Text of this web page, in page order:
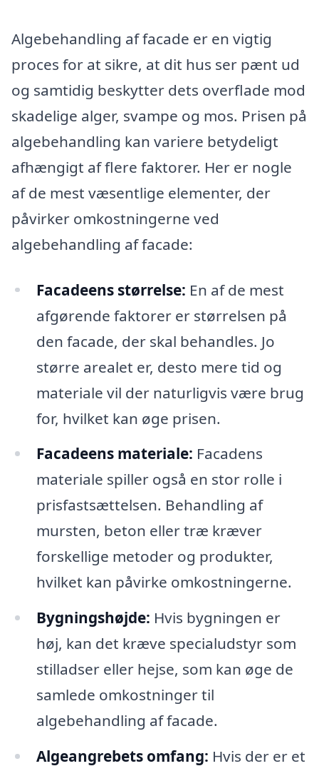
Algebehandling af facade er en vigtig
proces for at sikre, at dit hus ser pænt ud
og samtidig beskytter dets overflade mod
skadelige alger, svampe og mos. Prisen på
algebehandling kan variere betydeligt
afhængigt af flere faktorer. Her er nogle
af de mest væsentlige elementer, der
påvirker omkostningerne ved
algebehandling af facade:
Facadeens størrelse: En af de mest
afgørende faktorer er størrelsen på
den facade, der skal behandles. Jo
større arealet er, desto mere tid og
materiale vil der naturligvis være brug
for, hvilket kan øge prisen.
Facadeens materiale: Facadens
materiale spiller også en stor rolle i
prisfastsættelsen. Behandling af
mursten, beton eller træ kræver
forskellige metoder og produkter,
hvilket kan påvirke omkostningerne.
Bygningshøjde: Hvis bygningen er
høj, kan det kræve specialudstyr som
stilladser eller hejse, som kan øge de
samlede omkostninger til
algebehandling af facade.
Algeangrebets omfang: Hvis der er et